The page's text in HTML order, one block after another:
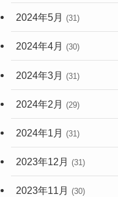
2024年5月 (31)
2024年4月 (30)
2024年3月 (31)
2024年2月 (29)
2024年1月 (31)
2023年12月 (31)
2023年11月 (30)